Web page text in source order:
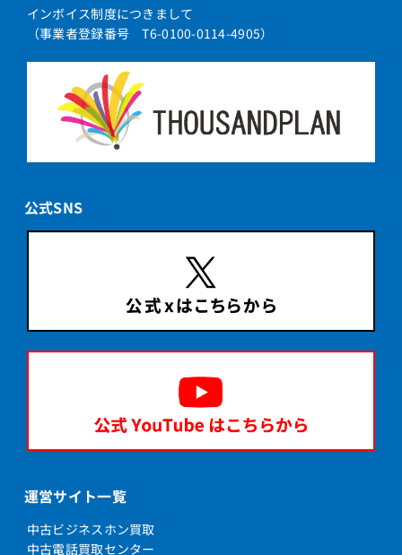
インボイス制度につきまして
（事業者登録番号 T6-0100-0114-4905）
公式SNS
運営サイト一覧
中古ビジネスホン買取
中古電話買取センター